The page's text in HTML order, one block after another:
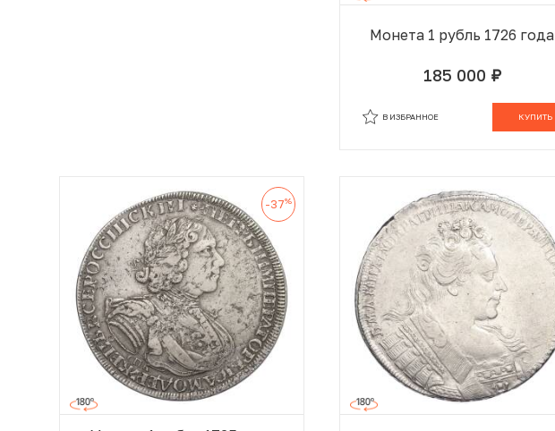
Монета 1 рубль 1726 года
185 000 руб.
КУПИТЬ
В ИЗБРАННОЕ
-37%